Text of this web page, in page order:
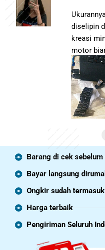
diselipin
kreasi
motor
Barang di cek
Bayar langsung
Ongkir sudah
Harga terbaik
Pengiriman Seluruh